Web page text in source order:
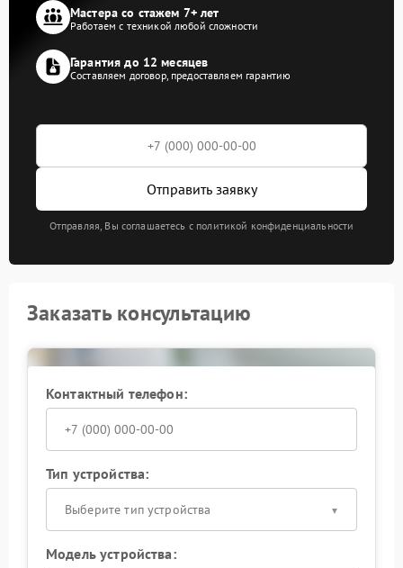
Мастера со стажем 7+ лет
Работаем с техникой любой сложности
Гарантия до 12 месяцев
Составляем договор, предоставляем гарантию
Отправить заявку
Отправляя, Вы соглашаетесь с политикой конфиденциальности
Заказать консультацию
Контактный телефон:
Тип устройства:
Выберите тип устройства
Модель устройства: